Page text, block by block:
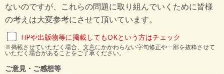
ないのですが、これらの問題に取り組んでいくために皆様
の考えは大変参考にさせて頂いています。
HPや出版物等に掲載してもOKという方はチェック
※掲載させていただく場合、文意にかかわらない字句修正や一部を抜粋させて
いただく場合があることをご了承ください。
ご意見・ご感想等